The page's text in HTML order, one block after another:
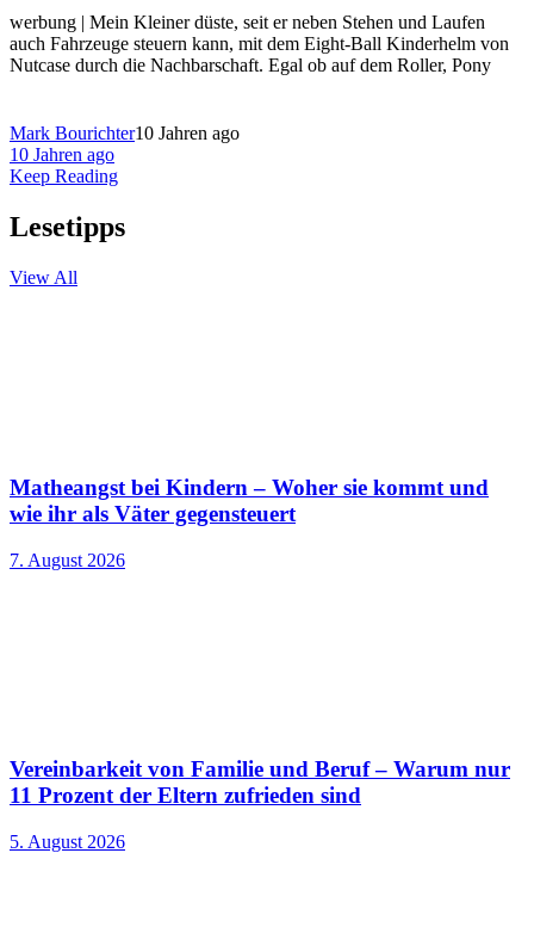
werbung | Mein Kleiner düste, seit er neben Stehen und Laufen
auch Fahrzeuge steuern kann, mit dem Eight-Ball Kinderhelm von
Nutcase durch die Nachbarschaft. Egal ob auf dem Roller, Pony
Mark Bourichter10 Jahren ago
10 Jahren ago
Keep Reading
Lesetipps
View All
Matheangst bei Kindern – Woher sie kommt und
wie ihr als Väter gegensteuert
7. August 2026
Vereinbarkeit von Familie und Beruf – Warum nur
11 Prozent der Eltern zufrieden sind
5. August 2026